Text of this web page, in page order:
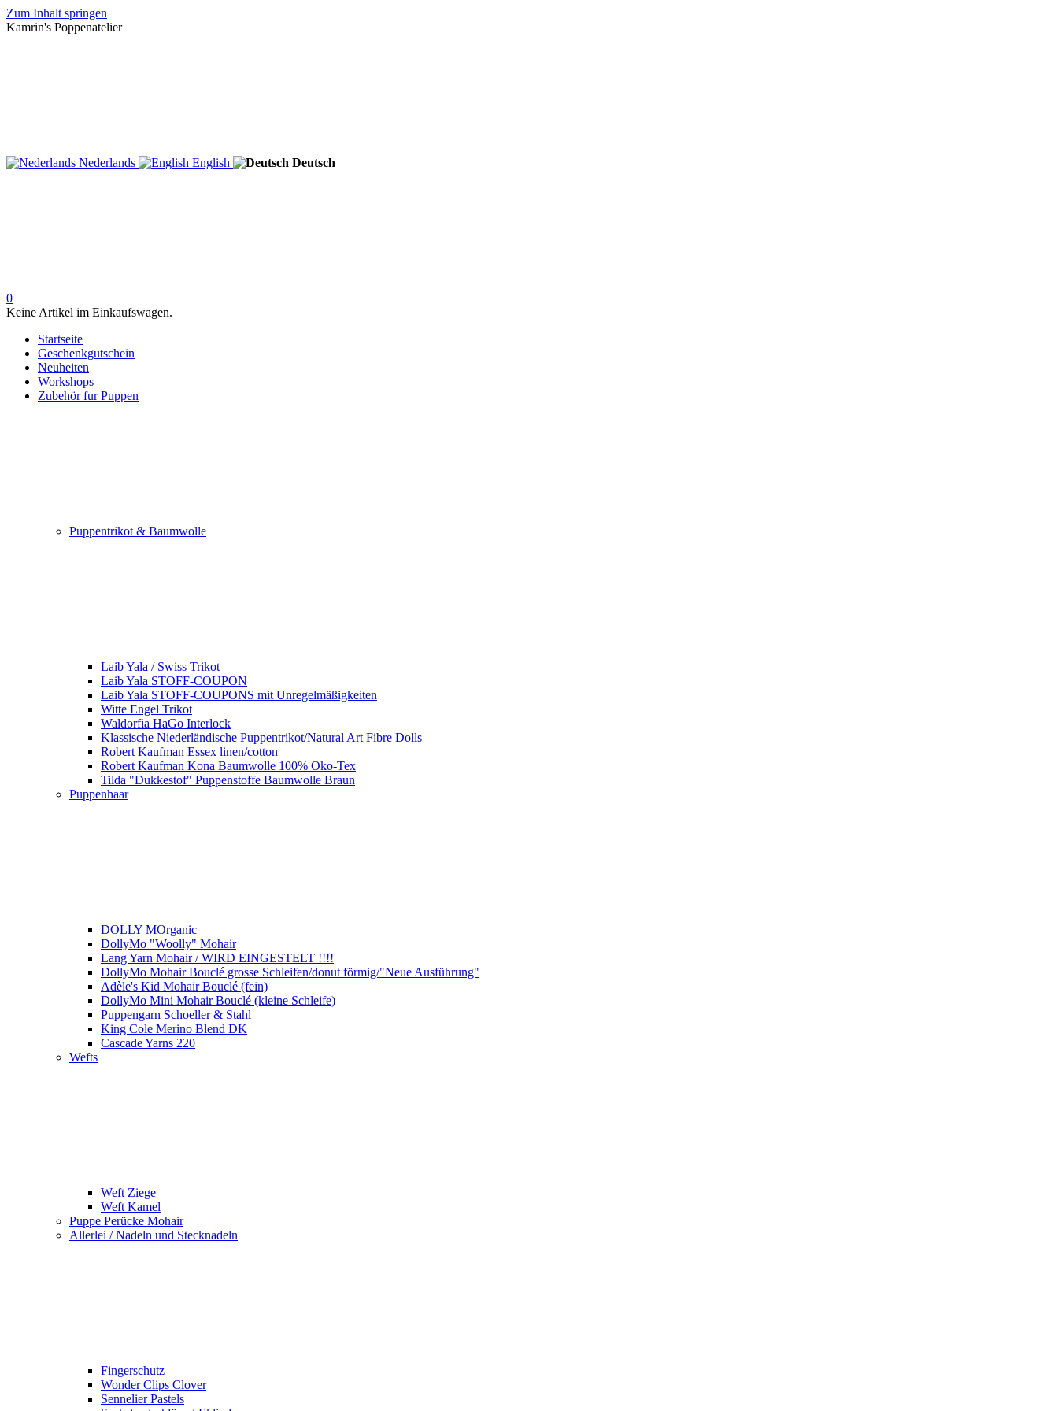
Zum Inhalt springen
Kamrin's Poppenatelier
Nederlands English Deutsch
0
Keine Artikel im Einkaufswagen.
Startseite
Geschenkgutschein
Neuheiten
Workshops
Zubehör fur Puppen
Puppentrikot & Baumwolle
Laib Yala / Swiss Trikot
Laib Yala STOFF-COUPON
Laib Yala STOFF-COUPONS mit Unregelmäßigkeiten
Witte Engel Trikot
Waldorfia HaGo Interlock
Klassische Niederländische Puppentrikot/Natural Art Fibre Dolls
Robert Kaufman Essex linen/cotton
Robert Kaufman Kona Baumwolle 100% Oko-Tex
Tilda "Dukkestof" Puppenstoffe Baumwolle Braun
Puppenhaar
DOLLY MOrganic
DollyMo "Woolly" Mohair
Lang Yarn Mohair / WIRD EINGESTELT !!!!
DollyMo Mohair Bouclé grosse Schleifen/donut förmig/"Neue Ausführung"
Adèle's Kid Mohair Bouclé (fein)
DollyMo Mini Mohair Bouclé (kleine Schleife)
Puppengarn Schoeller & Stahl
King Cole Merino Blend DK
Cascade Yarns 220
Wefts
Weft Ziege
Weft Kamel
Puppe Perücke Mohair
Allerlei / Nadeln und Stecknadeln
Fingerschutz
Wonder Clips Clover
Sennelier Pastels